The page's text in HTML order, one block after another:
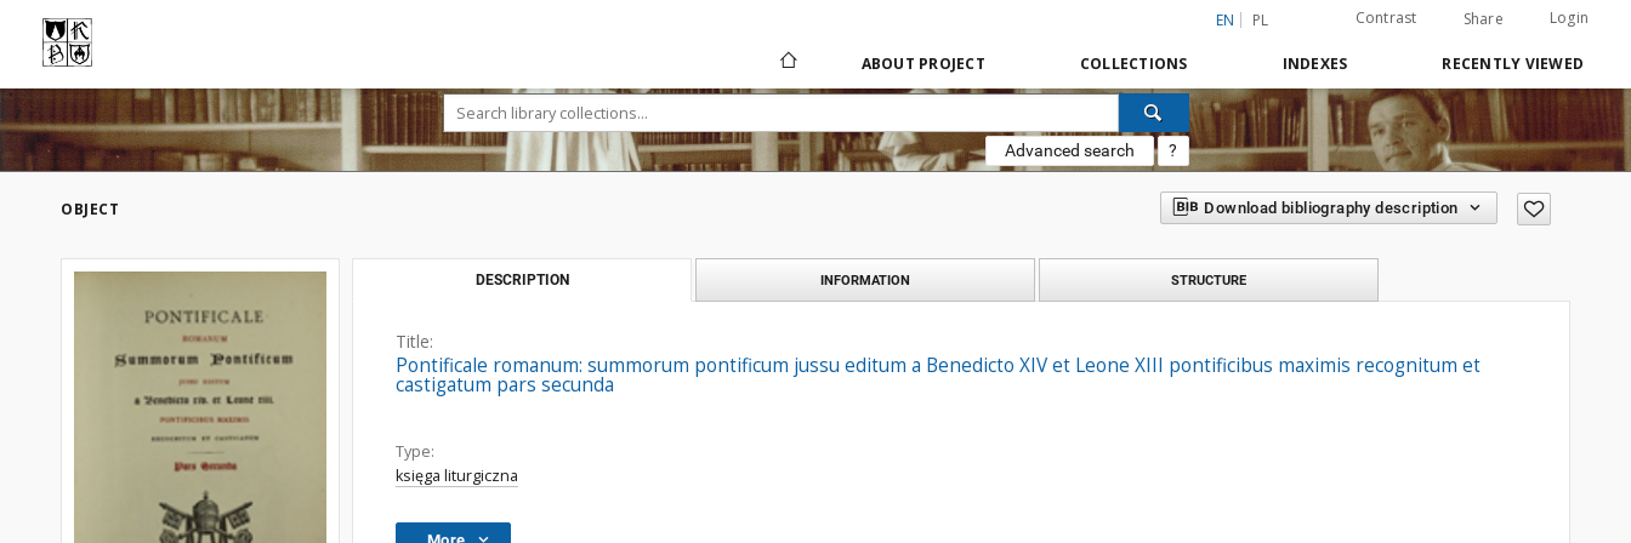
EN PL Contrast Share Login
ABOUT PROJECT COLLECTIONS INDEXES RECENTLY VIEWED
Advanced search ?
OBJECT Download bibliography description
DESCRIPTION INFORMATION STRUCTURE
Title:
Pontificale romanum: summorum pontificum jussu editum a Benedicto XIV et Leone XIII pontificibus maximis recognitum et
castigatum pars secunda
Type:
księga liturgiczna